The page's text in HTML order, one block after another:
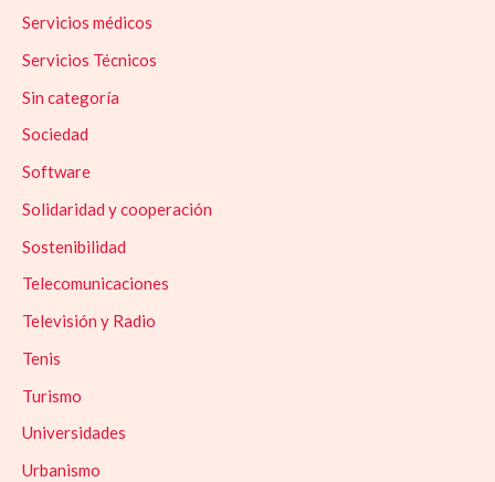
Servicios médicos
Servicios Técnicos
Sin categoría
Sociedad
Software
Solidaridad y cooperación
Sostenibilidad
Telecomunicaciones
Televisión y Radio
Tenis
Turismo
Universidades
Urbanismo